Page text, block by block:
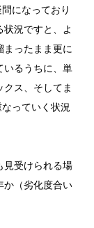
になっており
況ですと、よ
まったまま更に
いるうちに、単
ス、そしてま
っていく状況
見受けられる場
か（劣化度合い